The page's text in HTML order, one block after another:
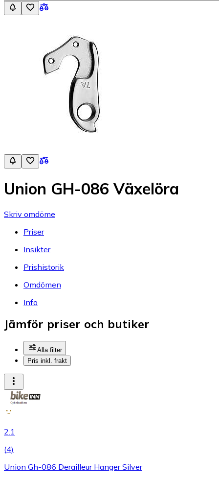
Union GH-086 Växelöra
Skriv omdöme
Priser
Insikter
Prishistorik
Omdömen
Info
Jämför priser och butiker
Alla filter
Pris inkl. frakt
2.1
(4)
Union Gh-086 Derailleur Hanger Silver